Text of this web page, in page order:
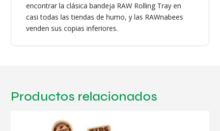
encontrar la clásica bandeja RAW Rolling Tray en
casi todas las tiendas de humo, y las RAWnabees
venden sus copias inferiores.
Productos relacionados